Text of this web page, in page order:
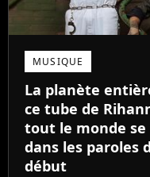
MUSIQUE
La planète
ce tube de
tout le monde
dans les paroles
début